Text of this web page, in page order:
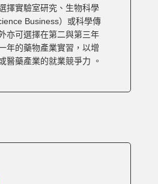
擇實驗室研究、生物科學
Business）或科學傳
亦可選擇在第二與第三年
年的藥物產業實習，以增
醫藥產業的就業競爭力 。